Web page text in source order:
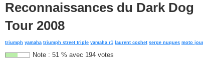
Reconnaissances du Dark Dog
Tour 2008
triumph yamaha triumph street triple yamaha r1 laurent cochet serge nuques moto
Note : 51 % avec 194 votes